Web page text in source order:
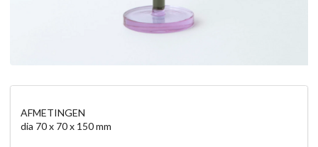
AFMETINGEN
dia 70 x 70 x 150 mm